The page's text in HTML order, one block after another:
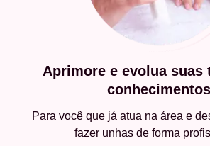
Aprimore e evolua suas
conhecimentos
Para você que já atua na área e
fazer unhas de forma